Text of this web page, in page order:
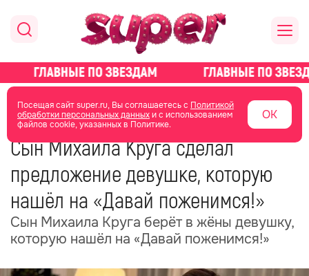
Посещая сайт super.ru, Вы соглашаетесь с Политикой
обработки персональных данныхи с использованием
файлов cookie, указанных в Политике.
ОК
главная новости о звездах новости
10 июня 2025 18:16
Сын Михаила Круга сделал
предложение девушке, которую
нашёл на «Давай поженимся!»
Сын Михаила Круга берёт в жёны девушку,
которую нашёл на «Давай поженимся!»